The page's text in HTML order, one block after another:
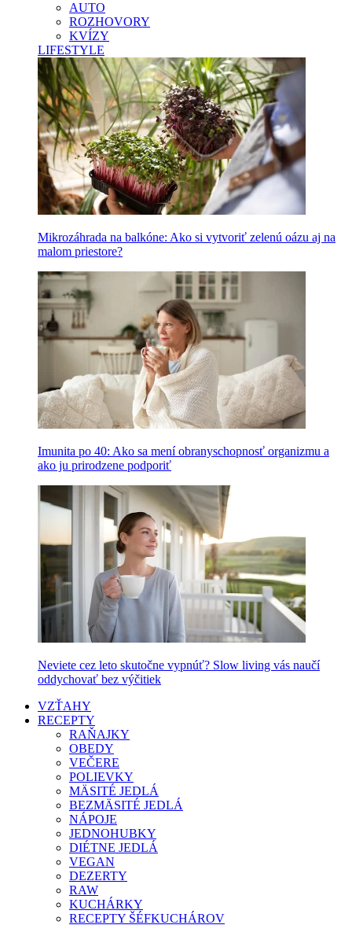
AUTO
ROZHOVORY
KVÍZY
LIFESTYLE
Mikrozáhrada na balkóne: Ako si vytvoriť zelenú oázu aj na
malom priestore?
Imunita po 40: Ako sa mení obranyschopnosť organizmu a
ako ju prirodzene podporiť
Neviete cez leto skutočne vypnúť? Slow living vás naučí
oddychovať bez výčitiek
VZŤAHY
RECEPTY
RAŇAJKY
OBEDY
VEČERE
POLIEVKY
MÄSITÉ JEDLÁ
BEZMÄSITÉ JEDLÁ
NÁPOJE
JEDNOHUBKY
DIÉTNE JEDLÁ
VEGAN
DEZERTY
RAW
KUCHÁRKY
RECEPTY ŠÉFKUCHÁROV